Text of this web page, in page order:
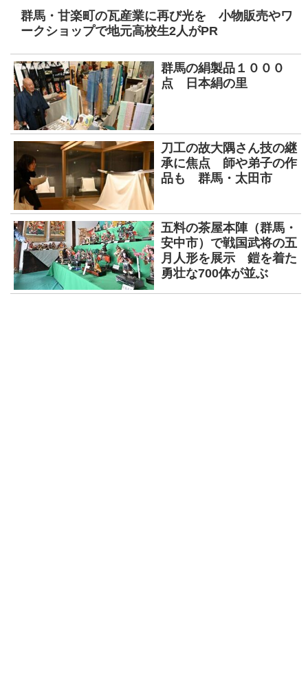
群馬・甘楽町の瓦産業に再び光を 小物販売やワ
ークショップで地元高校生2人がPR
群馬の絹製品１０００
点 日本絹の里
刀工の故大隅さん技の継
承に焦点 師や弟子の作
品も 群馬・太田市
五料の茶屋本陣（群馬・
安中市）で戦国武将の五
月人形を展示 鎧を着た
勇壮な700体が並ぶ